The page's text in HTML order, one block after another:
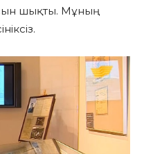
шықты. Мұның